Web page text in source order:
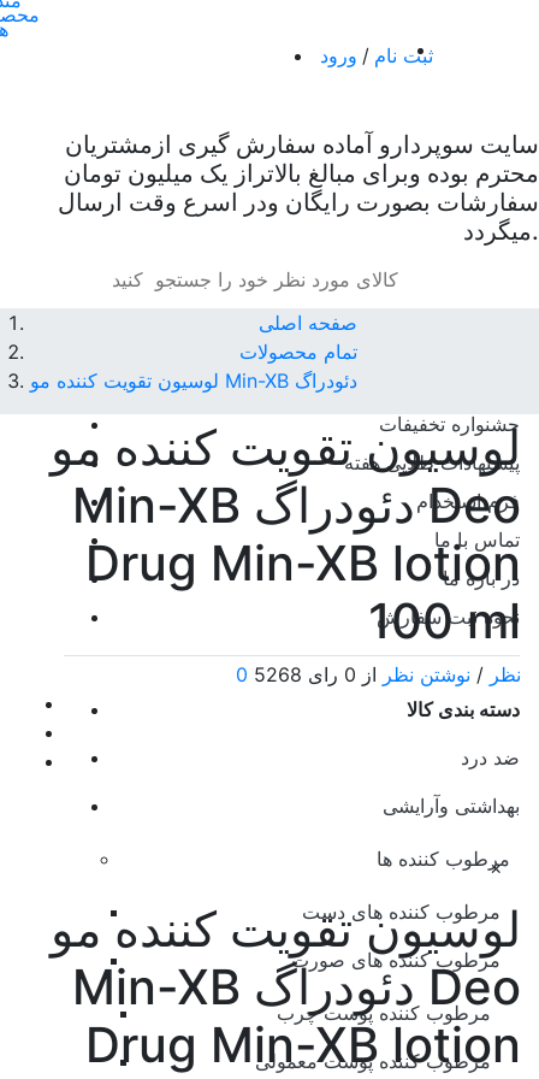
ورود / ثبت نام
سایت سوپردارو آماده سفارش گیری ازمشتریان
محترم بوده وبرای مبالغ بالاتراز یک میلیون تومان
سفارشات بصورت رایگان ودر اسرع وقت ارسال
میگردد.
جشنواره تخفیفات
پیشنهادات طلایی هفته
فرم استخدام
تماس با ما
در باره ما
نحوه ثبت سفارش
دسته بندی کالا
ضد درد
بهداشتی وآرایشی
مرطوب کننده ها
مرطوب کننده های دست
مرطوب کننده های صورت
مرطوب کننده پوست چرب
مرطوب کننده پوست معمولی
صفحه اصلی
تمام محصولات
لوسیون تقویت کننده مو Min-XB دئودراگ
لوسیون تقویت کننده مو
Min-XB دئودراگDeo
Drug Min-XB lotion
100 ml
0 نظر / نوشتن نظر از 0 رای 5268
×
لوسیون تقویت کننده مو
Min-XB دئودراگDeo
Drug Min-XB lotion